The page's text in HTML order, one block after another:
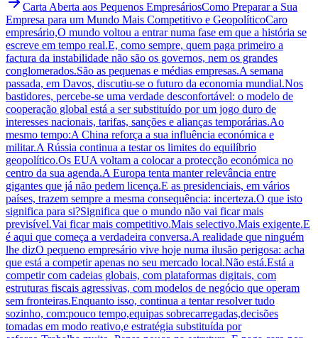
Carta Aberta aos Pequenos EmpresáriosComo Preparar a Sua
Empresa para um Mundo Mais Competitivo e GeopolíticoCaro
empresário,O mundo voltou a entrar numa fase em que a história se
escreve em tempo real.E, como sempre, quem paga primeiro a
factura da instabilidade não são os governos, nem os grandes
conglomerados.São as pequenas e médias empresas.A semana
passada, em Davos, discutiu-se o futuro da economia mundial.Nos
bastidores, percebe-se uma verdade desconfortável: o modelo de
cooperação global está a ser substituído por um jogo duro de
interesses nacionais, tarifas, sanções e alianças temporárias.Ao
mesmo tempo:A China reforça a sua influência económica e
militar.A Rússia continua a testar os limites do equilíbrio
geopolítico.Os EUA voltam a colocar a protecção económica no
centro da sua agenda.A Europa tenta manter relevância entre
gigantes que já não pedem licença.E as presidenciais, em vários
países, trazem sempre a mesma consequência: incerteza.O que isto
significa para si?Significa que o mundo não vai ficar mais
previsível.Vai ficar mais competitivo.Mais selectivo.Mais exigente.E
é aqui que começa a verdadeira conversa.A realidade que ninguém
lhe dizO pequeno empresário vive hoje numa ilusão perigosa: acha
que está a competir apenas no seu mercado local.Não está.Está a
competir com cadeias globais, com plataformas digitais, com
estruturas fiscais agressivas, com modelos de negócio que operam
sem fronteiras.Enquanto isso, continua a tentar resolver tudo
sozinho, com:pouco tempo,equipas sobrecarregadas,decisões
tomadas em modo reativo,e estratégia substituída por